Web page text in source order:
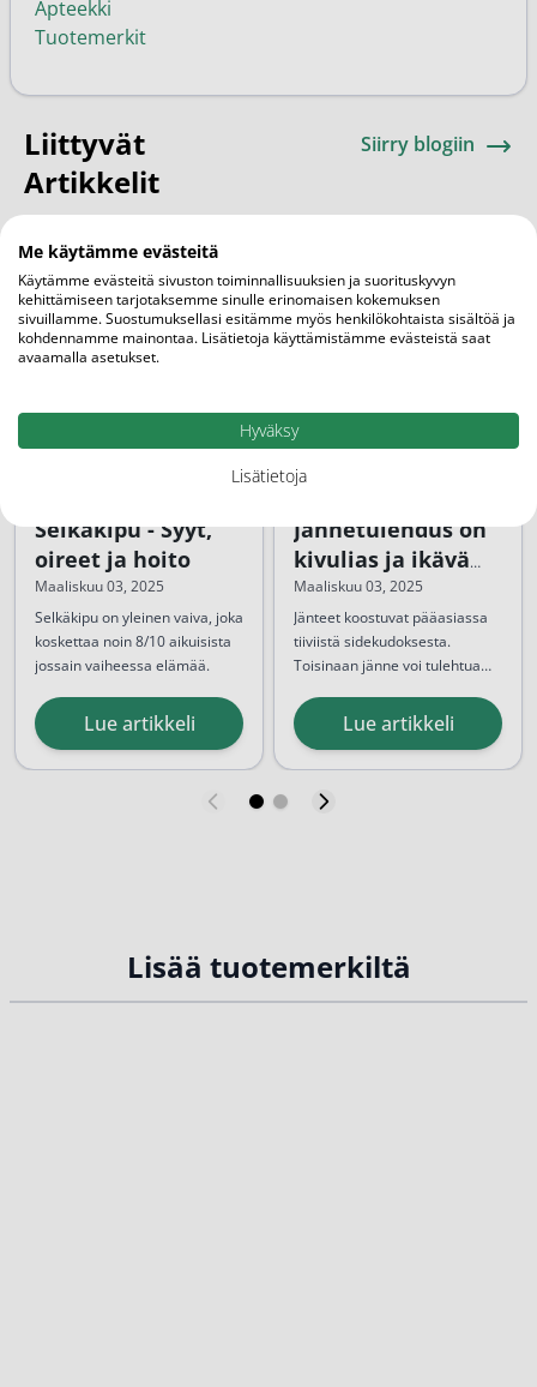
Apteekki
Tuotemerkit
Liittyvät
Artikkelit
Siirry blogiin
Selkäkipu - Syyt,
oireet ja hoito
Maaliskuu 03, 2025
Selkäkipu on yleinen vaiva, joka
koskettaa noin 8/10 aikuisista
jossain vaiheessa elämää.
ohimenevä haitta tai krooninen
vaiva, joka vaikuttaa
toimintakyky heikkenee, jos
Lue artikkeli
Jännetulehdus on
kivulias ja ikävä
vaiva
Maaliskuu 03, 2025
Jänteet koostuvat pääasiassa
tiiviistä sidekudoksesta.
Toisinaan jänne voi tulehtua
seurauksena. Jännetulehdus on
varsin kivulias ja ikävä vaiva.
jalkapöydässä tai polvessa...
Lue artikkeli
Lisää tuotemerkiltä
Me käytämme evästeitä
Käytämme evästeitä sivuston toiminnallisuuksien ja suorituskyvyn
kehittämiseen tarjotaksemme sinulle erinomaisen kokemuksen
sivuillamme. Suostumuksellasi esitämme myös henkilökohtaista sisältöä ja
kohdennamme mainontaa. Lisätietoja käyttämistämme evästeistä saat
avaamalla asetukset.
Hyväksy
Lisätietoja